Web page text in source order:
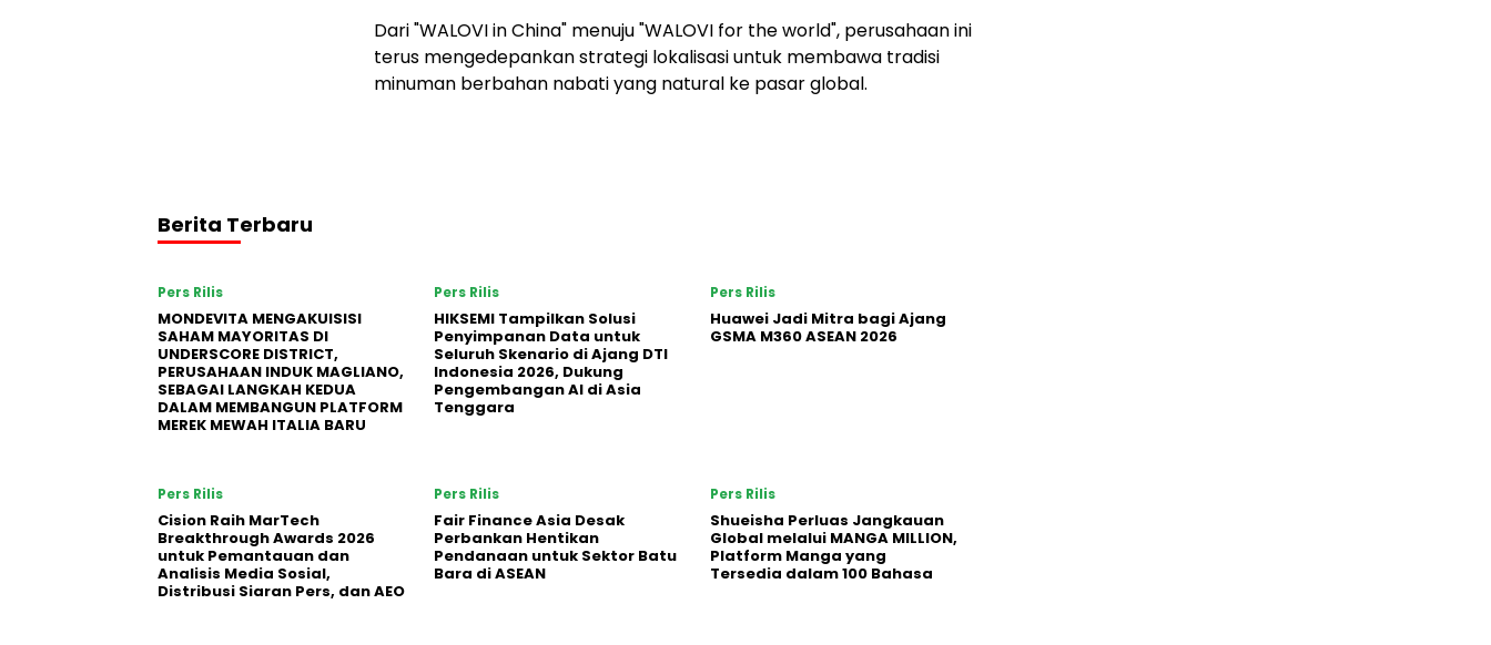
Dari "WALOVI in China" menuju "WALOVI for the world", perusahaan ini
terus mengedepankan strategi lokalisasi untuk membawa tradisi
minuman berbahan nabati yang natural ke pasar global.
Berita Terbaru
Pers Rilis
MONDEVITA MENGAKUISISI
SAHAM MAYORITAS DI
UNDERSCORE DISTRICT,
PERUSAHAAN INDUK MAGLIANO,
SEBAGAI LANGKAH KEDUA
DALAM MEMBANGUN PLATFORM
MEREK MEWAH ITALIA BARU
Pers Rilis
HIKSEMI Tampilkan Solusi
Penyimpanan Data untuk
Seluruh Skenario di Ajang DTI
Indonesia 2026, Dukung
Pengembangan AI di Asia
Tenggara
Pers Rilis
Huawei Jadi Mitra bagi Ajang
GSMA M360 ASEAN 2026
Pers Rilis
Cision Raih MarTech
Breakthrough Awards 2026
untuk Pemantauan dan
Analisis Media Sosial,
Distribusi Siaran Pers, dan AEO
Pers Rilis
Fair Finance Asia Desak
Perbankan Hentikan
Pendanaan untuk Sektor Batu
Bara di ASEAN
Pers Rilis
Shueisha Perluas Jangkauan
Global melalui MANGA MILLION,
Platform Manga yang
Tersedia dalam 100 Bahasa